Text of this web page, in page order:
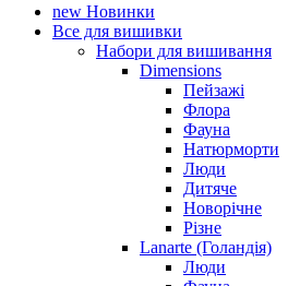
new Новинки
Все для вишивки
Набори для вишивання
Dimensions
Пейзажі
Флора
Фауна
Натюрморти
Люди
Дитяче
Новорічне
Різне
Lanarte (Голандія)
Люди